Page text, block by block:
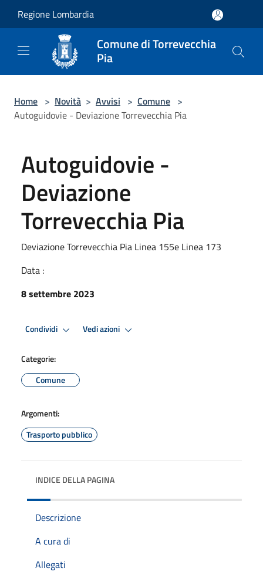
Regione Lombardia
Comune di Torrevecchia
Pia
Home > Novità > Avvisi > Comune >
Autoguidovie - Deviazione Torrevecchia Pia
Autoguidovie -
Deviazione
Torrevecchia Pia
Deviazione Torrevecchia Pia Linea 155e Linea 173
Data :
8 settembre 2023
Condividi Vedi azioni
Categorie:
Comune
Argomenti:
Trasporto pubblico
INDICE DELLA PAGINA
Descrizione
A cura di
Allegati